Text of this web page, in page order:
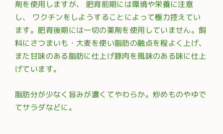
剤を使用しますが、 肥育前期には環境や栄養に注意
し、 ワクチンをしようすることによって極力控えてい
ます。肥育後期には一切の薬剤を使用していません。飼
料にさつまいも・大麦を使い脂肪の融点を程よく上げ、
また甘味のある脂肪に仕上げ豚肉を風味のある味に仕上
げています。
脂肪分が少なく旨みが濃くてやわらか。炒めものやゆで
てサラダなどに。